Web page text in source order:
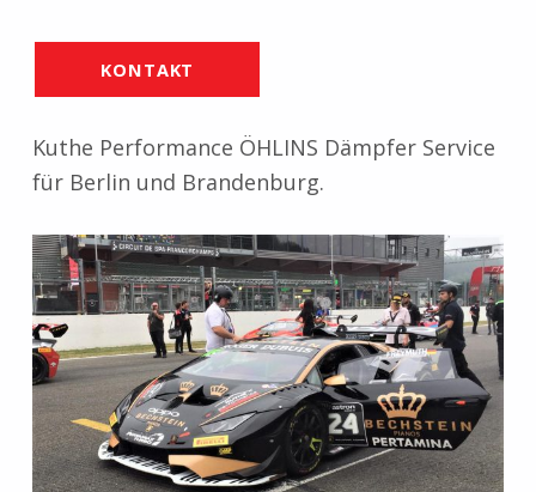
KONTAKT
Kuthe Performance ÖHLINS Dämpfer Service
für Berlin und Brandenburg.